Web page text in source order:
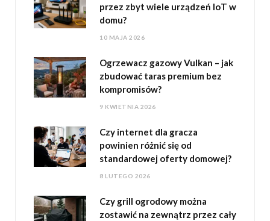
przez zbyt wiele urządzeń IoT w
domu?
10 MAJA 2026
Ogrzewacz gazowy Vulkan – jak
zbudować taras premium bez
kompromisów?
9 KWIETNIA 2026
Czy internet dla gracza
powinien różnić się od
standardowej oferty domowej?
8 LUTEGO 2026
Czy grill ogrodowy można
zostawić na zewnątrz przez cały